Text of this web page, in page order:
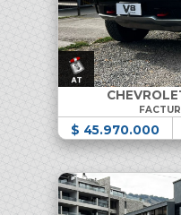
$ 45.970.000